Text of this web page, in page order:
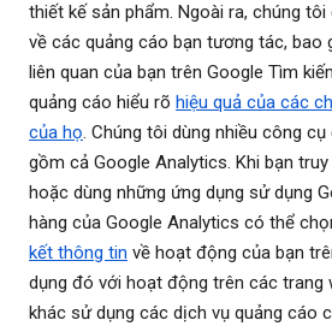
thiết kế sản phẩm. Ngoài ra, chúng
về các quảng cáo bạn tương tác,
liên quan của bạn trên Google Tìm
quảng cáo hiểu rõ hiệu quả của các
của họ. Chúng tôi dùng nhiều công cụ
gồm cả Google Analytics. Khi bạn
hoặc dùng những ứng dụng sử dụng
hàng của Google Analytics có thể
kết thông tin về hoạt động của bạn
dụng đó với hoạt động trên các trang
khác sử dụng các dịch vụ quảng cáo